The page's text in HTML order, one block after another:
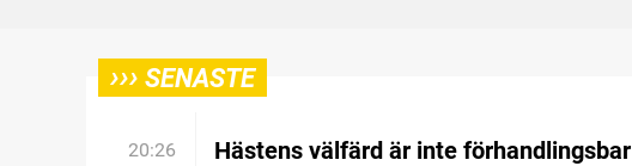
››› SENASTE
20:26 Hästens välfärd är inte förhandlingsbar